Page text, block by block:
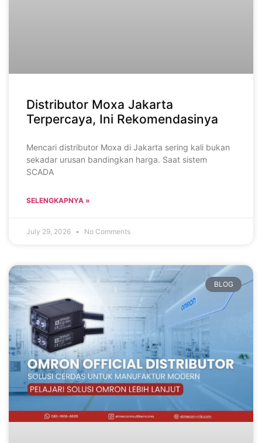
Distributor Moxa Jakarta
Terpercaya, Ini Rekomendasinya
Mencari distributor Moxa di Jakarta sering kali bukan
sekadar urusan bandingkan harga. Saat sistem
SCADA
SELENGKAPNYA »
July 29, 2026 No Comments
BLOG